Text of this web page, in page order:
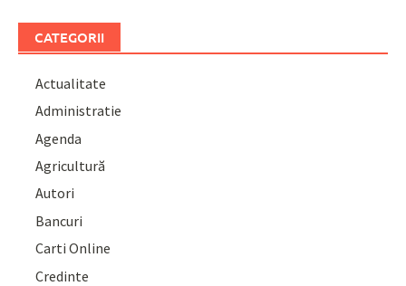
CATEGORII
Actualitate
Administratie
Agenda
Agricultură
Autori
Bancuri
Carti Online
Credinte